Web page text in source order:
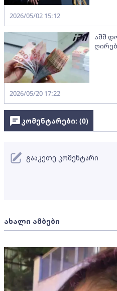
2026/05/02 15:12
აშშ
2026/05/20 17:22
ახალი ამბები
კომენტარები: (0)
გააკეთე კომენტარი